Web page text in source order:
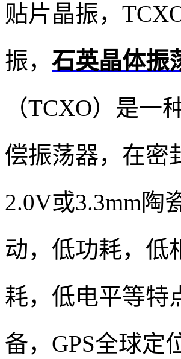
贴片晶振，
振， 石英晶体振
（TCXO）是
偿振荡器，在密
2.0V或3.3mm陶
动，低功耗，低
耗，低电平等特
备，GPS全球定